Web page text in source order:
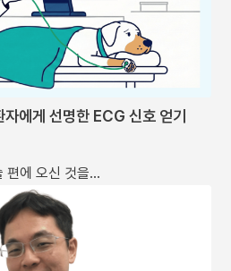
에게 선명한 ECG 신호 얻기
에 오신 것을…